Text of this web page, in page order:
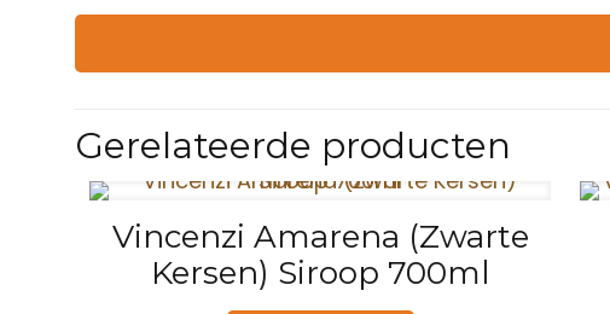
Gerelateerde producten
Vincenzi Amarena (Zwarte
Kersen) Siroop 700ml